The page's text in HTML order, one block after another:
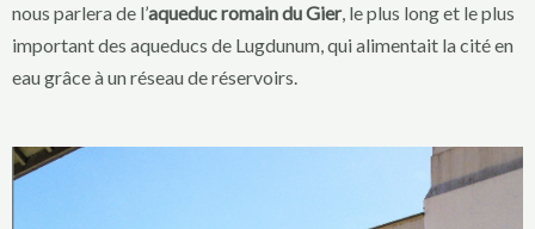
nous parlera de l’aqueduc romain du Gier, le plus long et le plus
important des aqueducs de Lugdunum, qui alimentait la cité en
eau grâce à un réseau de réservoirs.